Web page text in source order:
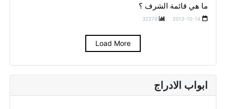
ابواب الادراج
ما هي قائمة الشرف ؟
2013-10-14
32278
Load More